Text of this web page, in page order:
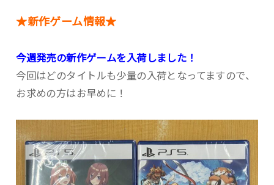
★新作ゲーム情報★
今週発売の新作ゲームを入荷しました！
今回はどのタイトルも少量の入荷となってますので、
お求めの方はお早めに！